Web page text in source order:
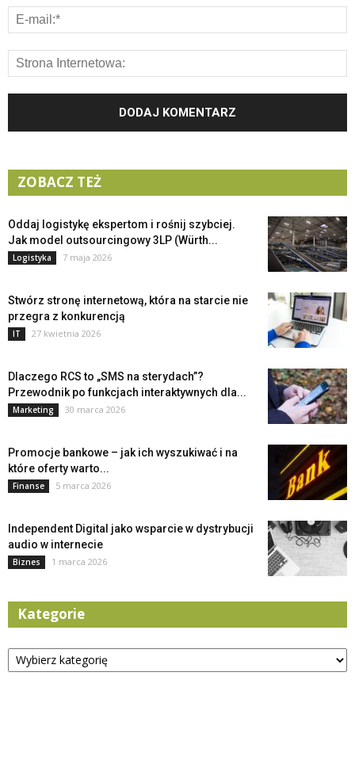
ZOBACZ TEŻ
Oddaj logistykę ekspertom i rośnij szybciej.
Jak model outsourcingowy 3LP (Würth...
Logistyka 7 maja 2026
Stwórz stronę internetową, która na starcie nie
przegra z konkurencją
IT 27 kwietnia 2026
Dlaczego RCS to „SMS na sterydach”?
Przewodnik po funkcjach interaktywnych dla...
Marketing 30 marca 2026
Promocje bankowe – jak ich wyszukiwać i na
które oferty warto...
Finanse 5 marca 2026
Independent Digital jako wsparcie w dystrybucji
audio w internecie
Biznes 1 marca 2026
Kategorie
Kategorie